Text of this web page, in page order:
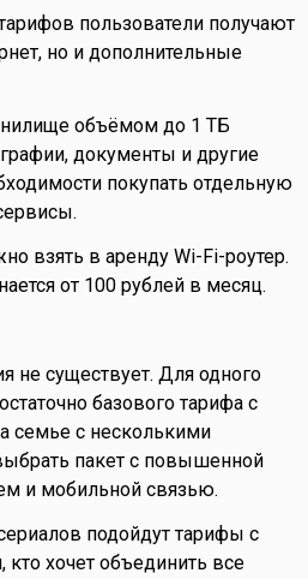
пользователи получают
но и дополнительные
объёмом до 1 ТБ
документы и другие
покупать отдельную
взять в аренду Wi-Fi-роутер.
от 100 рублей в месяц.
не существует. Для одного
базового тарифа с
семье с несколькими
пакет с повышенной
и мобильной связью.
подойдут тарифы с
хочет объединить все